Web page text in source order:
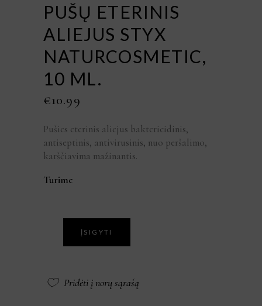
PUŠŲ ETERINIS
ALIEJUS STYX
NATURCOSMETIC,
10 ML.
€10.99
Pušies eterinis aliejus baktericidinis,
antiseptinis, antivirusinis, nuo peršalimo,
karščiavima mažinantis.
Turime
ĮSIGYTI
Pridėti į norų sąrašą